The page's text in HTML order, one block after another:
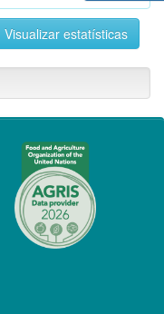
Visualizar estatísticas